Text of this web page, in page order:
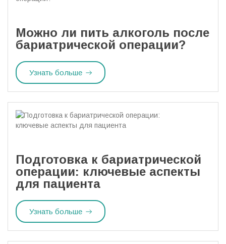
Можно ли пить алкоголь после
бариатрической операции?
Узнать больше
Подготовка к бариатрической
операции: ключевые аспекты
для пациента
Узнать больше